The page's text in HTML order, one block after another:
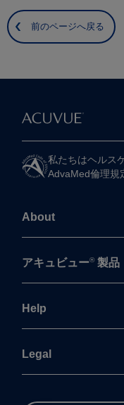
前のページへ戻る
私たちは​ヘルス
AdvaMed倫理規
About
アキュビュー® 製品
Help
Legal